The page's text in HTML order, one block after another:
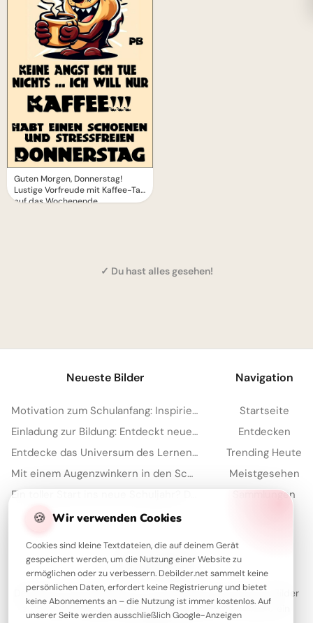
Guten Morgen, Donnerstag!
Lustige Vorfreude mit Kaffee-Taz
auf das Wochenende
✓ Du hast alles gesehen!
🍪 Wir verwenden Cookies
Cookies sind kleine Textdateien, die auf deinem Gerät
gespeichert werden, um die Nutzung einer Website zu
ermöglichen oder zu verbessern. Debilder.net sammelt keine
persönlichen Daten, erfordert keine Registrierung und bietet
keine Abonnements an – die Nutzung ist immer kostenlos. Auf
unserer Seite werden ausschließlich Google-Anzeigen
Neueste Bilder
Motivation zum Schulanfang: Inspirierende Botschaften für Pinterest
Einladung zur Bildung: Entdeckt neue Welten mit diesem Bild für Instagram!
Entdecke das Universum des Lernens: Motivierende Schulstart-Bilder für Telegram
Mit einem Augenzwinkern in den Schulalltag: Motivationskick für Telegram!
Navigation
Startseite
Entdecken
Trending Heute
Meistgesehen
Sammlungen
Über Debilder
Debilder ist deine Plattform für die schönsten Grüße und Bilder
zum Teilen. Entdecke unsere Sammlung und verschenke ein